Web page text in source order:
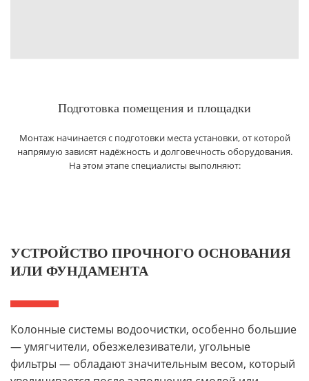
Подготовка помещения и площадки
Монтаж начинается с подготовки места установки, от которой
напрямую зависят надёжность и долговечность оборудования.
На этом этапе специалисты выполняют:
УСТРОЙСТВО ПРОЧНОГО ОСНОВАНИЯ
ИЛИ ФУНДАМЕНТА
Колонные системы водоочистки, особенно большие
— умягчители, обезжелезиватели, угольные
фильтры — обладают значительным весом, который